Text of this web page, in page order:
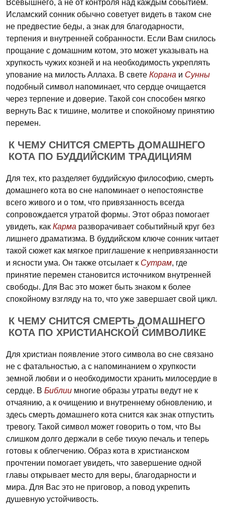
Всевышнего, а не от контроля над каждым событием.
Исламский сонник обычно советует видеть в таком сне
не предвестие беды, а знак для благодарности,
терпения и внутренней собранности. Если Вам снилось
прощание с домашним котом, это может указывать на
хрупкость чужих козней и на необходимость укреплять
упование на милость Аллаха. В свете Корана и Сунны
подобный символ напоминает, что сердце очищается
через терпение и доверие. Такой сон способен мягко
вернуть Вас к тишине, молитве и спокойному принятию
перемен.
К ЧЕМУ СНИТСЯ СМЕРТЬ ДОМАШНЕГО
КОТА ПО БУДДИЙСКИМ ТРАДИЦИЯМ
Для тех, кто разделяет буддийскую философию, смерть
домашнего кота во сне напоминает о непостоянстве
всего живого и о том, что привязанность всегда
сопровождается утратой формы. Этот образ помогает
увидеть, как Карма разворачивает событийный круг без
лишнего драматизма. В буддийском ключе сонник читает
такой сюжет как мягкое приглашение к непривязанности
и ясности ума. Он также отсылает к Сутрам, где
принятие перемен становится источником внутренней
свободы. Для Вас это может быть знаком к более
спокойному взгляду на то, что уже завершает свой цикл.
К ЧЕМУ СНИТСЯ СМЕРТЬ ДОМАШНЕГО
КОТА ПО ХРИСТИАНСКОЙ СИМВОЛИКЕ
Для христиан появление этого символа во сне связано
не с фатальностью, а с напоминанием о хрупкости
земной любви и о необходимости хранить милосердие в
сердце. В Библии многие образы утраты ведут не к
отчаянию, а к очищению и внутреннему обновлению, и
здесь смерть домашнего кота снится как знак отпустить
тревогу. Такой символ может говорить о том, что Вы
слишком долго держали в себе тихую печаль и теперь
готовы к облегчению. Образ кота в христианском
прочтении помогает увидеть, что завершение одной
главы открывает место для веры, благодарности и
мира. Для Вас это не приговор, а повод укрепить
душевную устойчивость.